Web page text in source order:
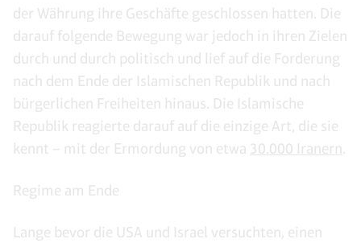
der Währung ihre Geschäfte geschlossen hatten. Die
darauf folgende Bewegung war jedoch in ihren Zielen
durch und durch politisch und lief auf die Forderung
nach dem Ende der Islamischen Republik und nach
bürgerlichen Freiheiten hinaus. Die Islamische
Republik reagierte darauf auf die einzige Art, die sie
kennt – mit der Ermordung von etwa 30.000 Iranern
Regime am Ende
Lange bevor die USA und Israel versuchten, einen